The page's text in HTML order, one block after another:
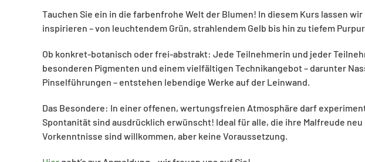
Tauchen Sie ein in die farbenfrohe Welt der Blumen! In diesem Kurs lassen
inspirieren – von leuchtendem Grün, strahlendem Gelb bis hin zu tiefem
Ob konkret-botanisch oder frei-abstrakt: Jede Teilnehmerin und jeder
besonderen Pigmenten und einem vielfältigen Technikangebot – darunter
Pinselführungen – entstehen lebendige Werke auf der Leinwand.
Das Besondere: In einer offenen, wertungsfreien Atmosphäre darf
Spontanität sind ausdrücklich erwünscht! Ideal für alle, die ihre Malfreude
Vorkenntnisse sind willkommen, aber keine Voraussetzung.